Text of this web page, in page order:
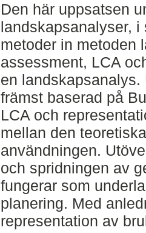
Den här uppsatsen
landskapsanalyser,
metoder in metoden
assessment, LCA
en
främst baserad på
LCA och
mellan den
användningen.
och spridningen av
fungerar som
planering. Med
representation av